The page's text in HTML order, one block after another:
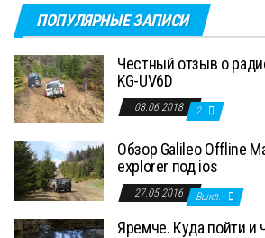
ПОПУЛЯРНЫЕ ЗАПИСИ
Честный отзыв о
KG-UV6D
08.06.2018 2
Обзор Galileo Offline
explorer под ios
27.05.2016 Выкл.
Яремче. Куда пойти и